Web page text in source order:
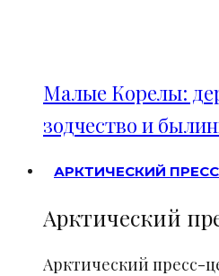
Малые Корелы:
зодчество и
АРКТИЧЕСКИЙ
Арктический
Арктический пресс-